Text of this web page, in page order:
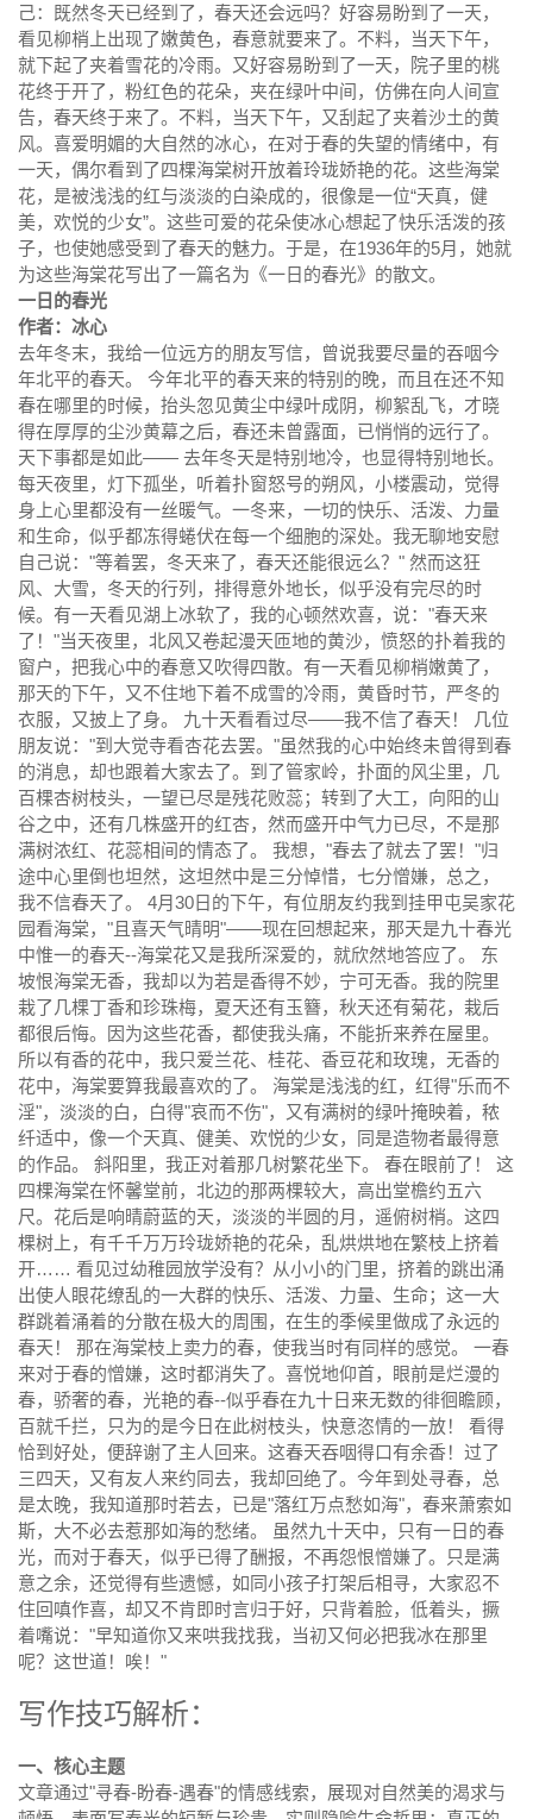
己：既然冬天已经到了，春天还会远吗？好容易盼到了一天，
看见柳梢上出现了嫩黄色，春意就要来了。不料，当天下午，
就下起了夹着雪花的冷雨。又好容易盼到了一天，院子里的桃
花终于开了，粉红色的花朵，夹在绿叶中间，仿佛在向人间宣
告，春天终于来了。不料，当天下午，又刮起了夹着沙土的黄
风。喜爱明媚的大自然的冰心，在对于春的失望的情绪中，有
一天，偶尔看到了四棵海棠树开放着玲珑娇艳的花。这些海棠
花，是被浅浅的红与淡淡的白染成的，很像是一位“天真，健
美，欢悦的少女”。这些可爱的花朵使冰心想起了快乐活泼的孩
子，也使她感受到了春天的魅力。于是，在1936年的5月，她就
为这些海棠花写出了一篇名为《一日的春光》的散文。
一日的春光
作者：冰心
去年冬末，我给一位远方的朋友写信，曾说我要尽量的吞咽今
年北平的春天。 今年北平的春天来的特别的晚，而且在还不知
春在哪里的时候，抬头忽见黄尘中绿叶成阴，柳絮乱飞，才晓
得在厚厚的尘沙黄幕之后，春还未曾露面，已悄悄的远行了。
天下事都是如此—— 去年冬天是特别地冷，也显得特别地长。
每天夜里，灯下孤坐，听着扑窗怒号的朔风，小楼震动，觉得
身上心里都没有一丝暖气。一冬来，一切的快乐、活泼、力量
和生命，似乎都冻得蜷伏在每一个细胞的深处。我无聊地安慰
自己说："等着罢，冬天来了，春天还能很远么？" 然而这狂
风、大雪，冬天的行列，排得意外地长，似乎没有完尽的时
候。有一天看见湖上冰软了，我的心顿然欢喜，说："春天来
了！"当天夜里，北风又卷起漫天匝地的黄沙，愤怒的扑着我的
窗户，把我心中的春意又吹得四散。有一天看见柳梢嫩黄了，
那天的下午，又不住地下着不成雪的冷雨，黄昏时节，严冬的
衣服，又披上了身。 九十天看看过尽——我不信了春天！ 几位
朋友说："到 大觉寺看杏花去罢。"虽然我的心中始终未曾得到春
的消息，却也跟着大家去了。到了管家岭，扑面的风尘里，几
百棵杏树枝头，一望已尽是残花败蕊；转到了大工，向阳的山
谷之中，还有几株盛开的红杏，然而盛开中气力已尽，不是那
满树浓红、花蕊相间的情态了。 我想，"春去了就去了罢！"归
途中心里倒也坦然，这坦然中是三分悼惜，七分憎嫌，总之，
我不信春天了。 4月30日的下午，有位朋友约我到挂甲屯吴家花
园看海棠，"且喜天气晴明"——现在回想起来，那天是九十春光
中惟一的春天--海棠花又是我所深爱的，就欣然地答应了。 东
坡恨海棠无香，我却以为若是香得不妙，宁可无香。我的院里
栽了几棵丁香和珍珠梅，夏天还有玉簪，秋天还有菊花，栽后
都很后悔。因为这些花香，都使我头痛，不能折来养在屋里。
所以有香的花中，我只爱兰花、桂花、香豆花和玫瑰，无香的
花中，海棠要算我最喜欢的了。 海棠是浅浅的红，红得"乐而不
淫"，淡淡的白，白得"哀而不伤"，又有满树的绿叶掩映着，秾
纤适中，像一个天真、健美、欢悦的少女，同是造物者最得意
的作品。 斜阳里，我正对着那几树繁花坐下。 春在眼前了！ 这
四棵海棠在怀馨堂前，北边的那两棵较大，高出堂檐约五六
尺。花后是响晴蔚蓝的天，淡淡的半圆的月，遥俯树梢。这四
棵树上，有千千万万玲珑娇艳的花朵，乱烘烘地在繁枝上挤着
开…… 看见过幼稚园放学没有？从小小的门里，挤着的跳出涌
出使人眼花缭乱的一大群的快乐、活泼、力量、生命；这一大
群跳着涌着的分散在极大的周围，在生的季候里做成了永远的
春天！ 那在海棠枝上卖力的春，使我当时有同样的感觉。 一春
来对于春的憎嫌，这时都消失了。喜悦地仰首，眼前是烂漫的
春，骄奢的春，光艳的春--似乎春在九十日来无数的徘徊瞻顾，
百就千拦，只为的是今日在此树枝头，快意恣情的一放！ 看得
恰到好处，便辞谢了主人回来。这春天吞咽得口有余香！过了
三四天，又有友人来约同去，我却回绝了。今年到处寻春，总
是太晚，我知道那时若去，已是"落红万点愁如海"，春来萧索如
斯，大不必去惹那如海的愁绪。 虽然九十天中，只有一日的春
光，而对于春天，似乎已得了酬报，不再怨恨憎嫌了。只是满
意之余，还觉得有些遗憾，如同小孩子打架后相寻，大家忍不
住回嗔作喜，却又不肯即时言归于好，只背着脸，低着头，撅
着嘴说："早知道你又来哄我找我，当初又何必把我冰在那里
呢？这世道！唉！"
写作技巧解析：
一、核心主题
文章通过"寻春-盼春-遇春"的情感线索，展现对自然美的渴求与